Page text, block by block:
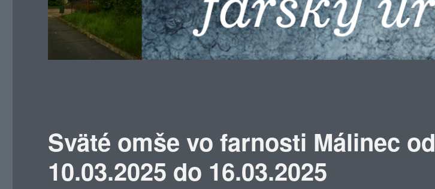
Sväté omše vo farnosti Málinec od
10.03.2025 do 16.03.2025